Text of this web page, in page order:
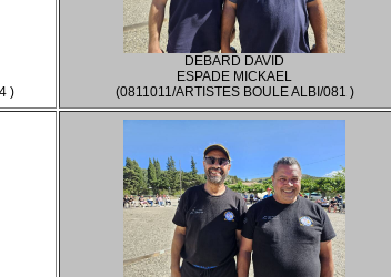
)
DEBARD DAVID
ESPADE MICKAEL
(0811011/ARTISTES BOULE ALBI/081 )